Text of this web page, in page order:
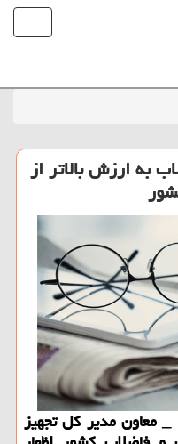
پساب به ارزش بالاتر از
معاون مدیر کل تجهیز